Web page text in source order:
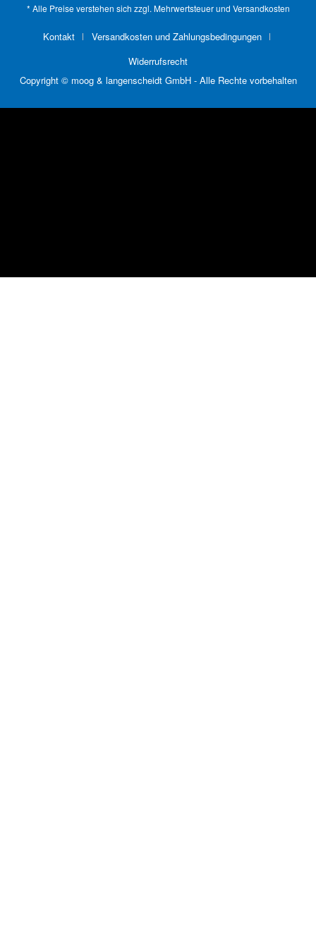
* Alle Preise verstehen sich zzgl. Mehrwertsteuer und Versandkosten
Kontakt
Versandkosten und Zahlungsbedingungen
Widerrufsrecht
Copyright © moog & langenscheidt GmbH - Alle Rechte vorbehalten